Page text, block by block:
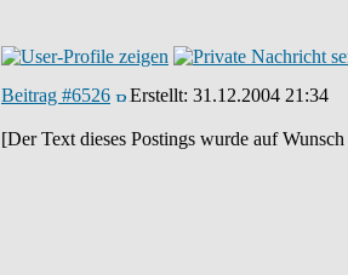
Beitrag #6526 Erstellt: 31.12.2004 21:34
[Der Text dieses Postings wurde auf